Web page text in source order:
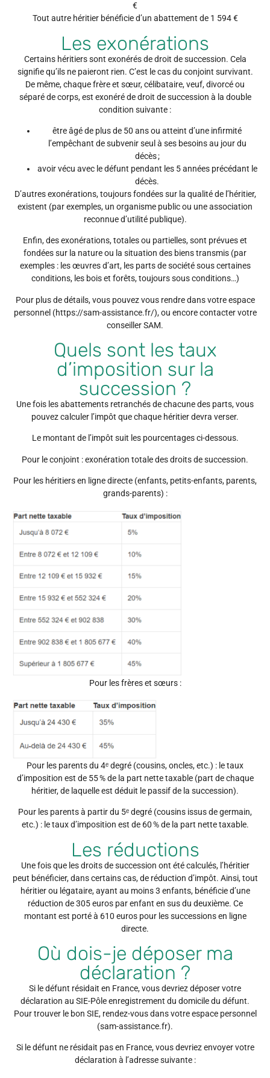
€
Tout autre héritier bénéficie d’un abattement de 1 594 €
Les exonérations
Certains héritiers sont exonérés de droit de succession. Cela
signifie qu’ils ne paieront rien. C’est le cas du conjoint survivant.
De même, chaque frère et sœur, célibataire, veuf, divorcé ou
séparé de corps, est exonéré de droit de succession à la double
condition suivante :
être âgé de plus de 50 ans ou atteint d’une infirmité
l’empêchant de subvenir seul à ses besoins au jour du
décès ;
avoir vécu avec le défunt pendant les 5 années précédant le
décès.
D’autres exonérations, toujours fondées sur la qualité de l’héritier,
existent (par exemples, un organisme public ou une association
reconnue d’utilité publique).
Enfin, des exonérations, totales ou partielles, sont prévues et
fondées sur la nature ou la situation des biens transmis (par
exemples : les œuvres d’art, les parts de société sous certaines
conditions, les bois et forêts, toujours sous conditions…)
Pour plus de détails, vous pouvez vous rendre dans votre espace
personnel (https://sam-assistance.fr/), ou encore contacter votre
conseiller SAM.
Quels sont les taux
d’imposition sur la
succession ?
Une fois les abattements retranchés de chacune des parts, vous
pouvez calculer l’impôt que chaque héritier devra verser.
Le montant de l’impôt suit les pourcentages ci-dessous.
Pour le conjoint : exonération totale des droits de succession.
Pour les héritiers en ligne directe (enfants, petits-enfants, parents,
grands-parents) :
Pour les frères et sœurs :
Pour les parents du 4ᵉ degré (cousins, oncles, etc.) : le taux
d’imposition est de 55 % de la part nette taxable (part de chaque
héritier, de laquelle est déduit le passif de la succession).
Pour les parents à partir du 5ᵉ degré (cousins issus de germain,
etc.) : le taux d’imposition est de 60 % de la part nette taxable.
Les réductions
Une fois que les droits de succession ont été calculés, l’héritier
peut bénéficier, dans certains cas, de réduction d’impôt. Ainsi, tout
héritier ou légataire, ayant au moins 3 enfants, bénéficie d’une
réduction de 305 euros par enfant en sus du deuxième. Ce
montant est porté à 610 euros pour les successions en ligne
directe.
Où dois-je déposer ma
déclaration ?
Si le défunt résidait en France, vous devriez déposer votre
déclaration au SIE-Pôle enregistrement du domicile du défunt.
Pour trouver le bon SIE, rendez-vous dans votre espace personnel
(sam-assistance.fr).
Si le défunt ne résidait pas en France, vous devriez envoyer votre
déclaration à l’adresse suivante :